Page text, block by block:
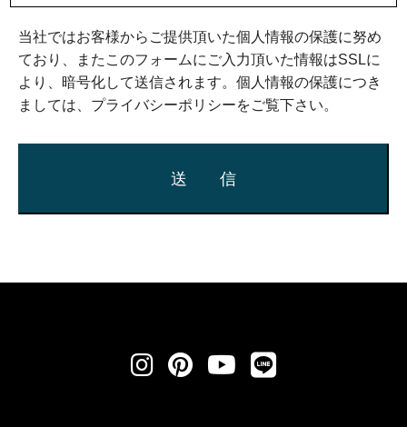
当社ではお客様からご提供頂いた個人情報の保護に努め
ており、またこのフォームにご入力頂いた情報はSSLに
より、暗号化して送信されます。個人情報の保護につき
ましては、 プライバシーポリシーをご覧下さい。